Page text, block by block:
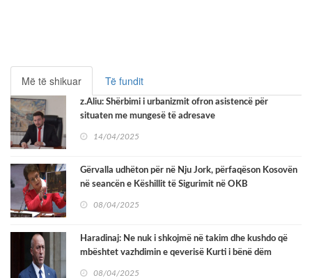
Më të shikuar Të fundit
z.Aliu: Shërbimi i urbanizmit ofron asistencë për
situaten me mungesë të adresave
14/04/2025
Gërvalla udhëton për në Nju Jork, përfaqëson Kosovën
në seancën e Këshillit të Sigurimit në OKB
08/04/2025
Haradinaj: Ne nuk i shkojmë në takim dhe kushdo që
mbështet vazhdimin e qeverisë Kurti i bënë dëm
08/04/2025